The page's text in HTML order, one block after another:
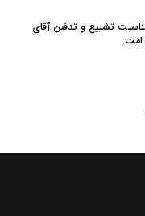
تشییع و تدفین آقای
امت: